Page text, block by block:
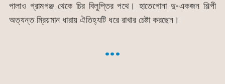
পালাও গ্রামগঞ্জ থেকে চির বিলুপ্তির পথে। হাতেগোনা দু-একজন শিল্পী
অত্যন্ত ম্রিয়মান ধারায় ঐতিহ্যটি ধরে রাখার চেষ্টা করছেন।
…